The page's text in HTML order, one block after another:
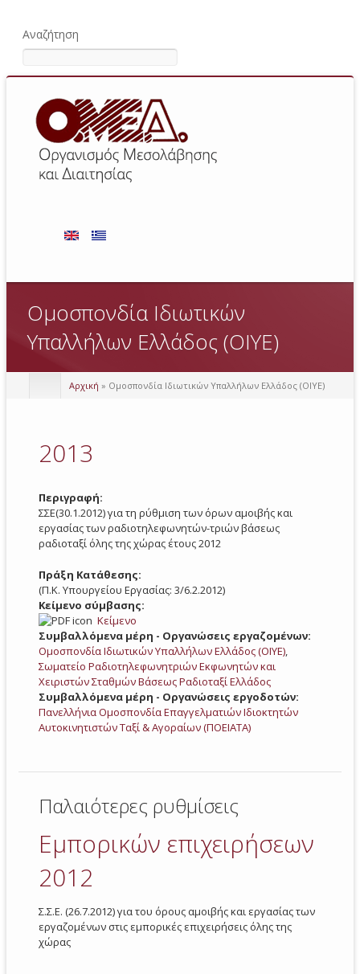
Αναζήτηση
Ομοσπονδία Ιδιωτικών
Υπαλλήλων Ελλάδος (ΟΙΥΕ)
Αρχική » Ομοσπονδία Ιδιωτικών Υπαλλήλων Ελλάδος (ΟΙΥΕ)
2013
Περιγραφή:
ΣΣΕ(30.1.2012) για τη ρύθμιση των όρων αμοιβής και
εργασίας των ραδιοτηλεφωνητών-τριών βάσεως
ραδιοταξί όλης της χώρας έτους 2012
Πράξη Κατάθεσης:
(Π.Κ. Υπουργείου Εργασίας: 3/6.2.2012)
Κείμενο σύμβασης:
Κείμενο
Συμβαλλόμενα μέρη - Οργανώσεις εργαζομένων:
Ομοσπονδία Ιδιωτικών Υπαλλήλων Ελλάδος (ΟΙΥΕ),
Σωματείο Ραδιοτηλεφωνητριών Εκφωνητών και
Χειριστών Σταθμών Βάσεως Ραδιοταξί Ελλάδος
Συμβαλλόμενα μέρη - Οργανώσεις εργοδοτών:
Πανελλήνια Ομοσπονδία Επαγγελματιών Ιδιοκτητών
Αυτοκινητιστών Ταξί & Αγοραίων (ΠΟΕΙΑΤΑ)
Παλαιότερες ρυθμίσεις
Εμπορικών επιχειρήσεων
2012
Σ.Σ.Ε. (26.7.2012) για του όρους αμοιβής και εργασίας των
εργαζομένων στις εμπορικές επιχειρήσεις όλης της
χώρας